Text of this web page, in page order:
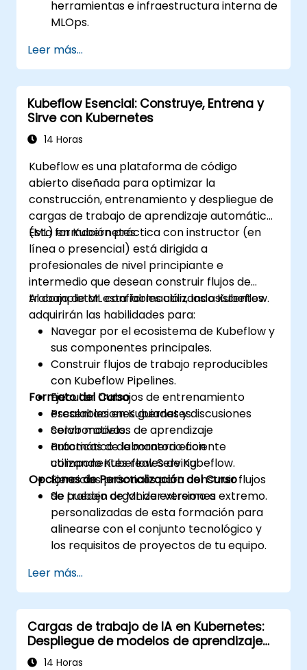
herramientas e infraestructura interna de
MLOps.
Leer más...
Kubeflow Esencial: Construye, Entrena y
Sirve con Kubernetes
14 Horas
Kubeflow es una plataforma de código
abierto diseñada para optimizar la
construcción, entrenamiento y despliegue de
cargas de trabajo de aprendizaje automático
(ML) en Kubernetes.
Esta formación práctica con instructor (en
línea o presencial) está dirigida a
profesionales de nivel principiante e
intermedio que desean construir flujos de
trabajo de ML confiables utilizando Kubeflow.
Al completar esta formación, los asistentes
adquirirán las habilidades para:
Navegar por el ecosistema de Kubeflow y
sus componentes principales.
Construir flujos de trabajo reproducibles
con Kubeflow Pipelines.
Ejecutar trabajos de entrenamiento
escalables en Kubernetes.
Servir modelos de aprendizaje
automático de manera eficiente
utilizando Kubeflow Serving.
Formato del Curso
Presentaciones guiadas y discusiones
colaborativas.
Prácticas de laboratorio con
componentes reales de Kubeflow.
Ejercicios prácticos para construir flujos
de trabajo de ML de extremo a extremo.
Opciones de Personalización del Curso
Se pueden organizar versiones
personalizadas de esta formación para
alinearse con el conjunto tecnológico y
los requisitos de proyectos de tu equipo.
Leer más...
Cargas de trabajo de IA en Kubernetes:
Despliegue de modelos de aprendizaje
automático a escala
14 Horas